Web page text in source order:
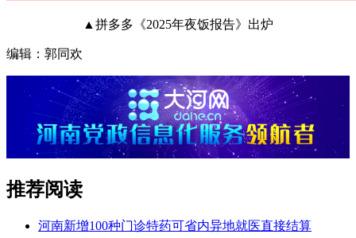
▲拼多多《2025年夜饭报告》出炉
编辑：郭同欢
推荐阅读
河南新增100种门诊特药可省内异地就医直接结算